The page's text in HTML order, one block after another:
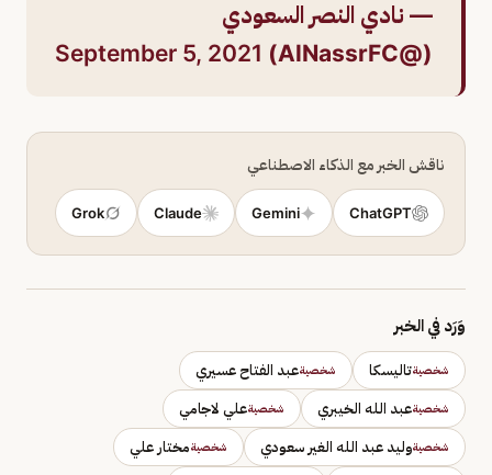
— نادي النصر السعودي
(@AlNassrFC)
September 5, 2021
ناقش الخبر مع الذكاء الاصطناعي
ChatGPT
Gemini
Claude
Grok
وَرَد في الخبر
شخصيةتاليسكا شخصيةعبد الفتاح عسيري
شخصيةعبد الله الخيبري شخصيةعلي لاجامي
شخصيةوليد عبد الله الغير سعودي شخصيةمختار علي